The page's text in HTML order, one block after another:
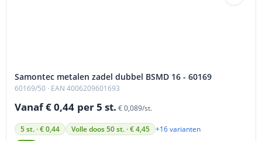
Samontec metalen zadel dubbel BSMD 16 - 60169
60169/50 · EAN 4006209601693
Vanaf € 0,44 per 5 st. € 0,089/st.
5 st. · € 0,44 Volle doos 50 st. · € 4,45 +16 varianten